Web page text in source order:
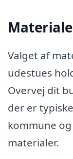
Valget af
udestues
Overvej dit
der er
kommune
materialer.